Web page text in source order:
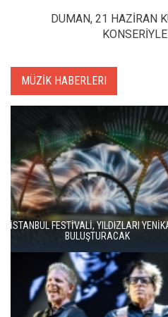
DUMAN, 21 HAZİRAN
MÜZİK HABERLERI
İSTANBUL MÜZİK
"KÖROĞLU"